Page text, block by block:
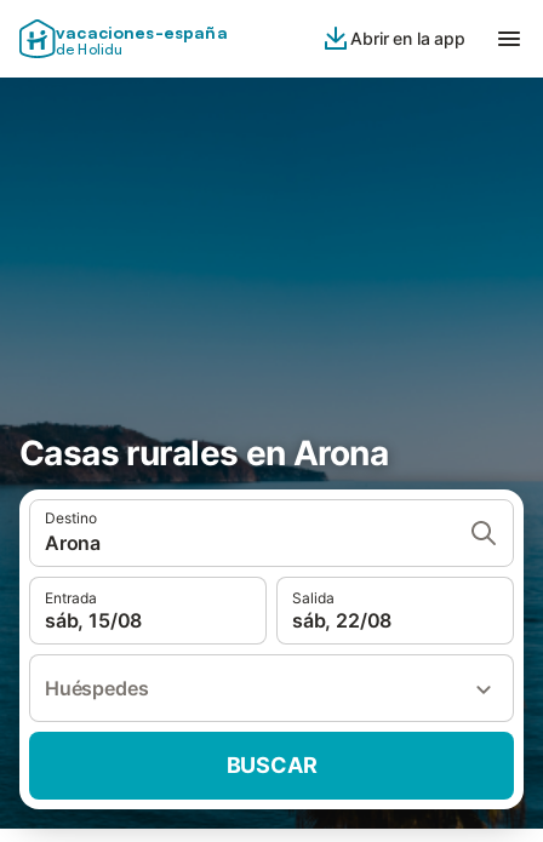
vacaciones-españa
de Holidu
Abrir en la app
Casas rurales en Arona
Destino
Arona
Entrada
sáb, 15/08
Salida
sáb, 22/08
Huéspedes
BUSCAR